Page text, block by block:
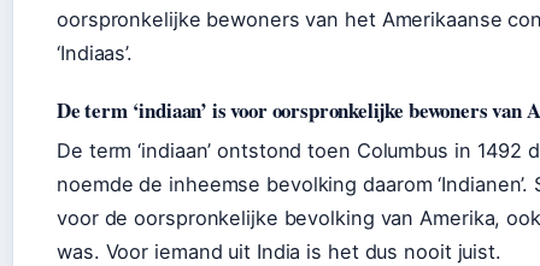
oorspronkelijke bewoners van het Amerikaanse
‘Indiaas’.
De term ‘indiaan’ is voor oorspronkelijke bewoners van
De term ‘indiaan’ ontstond toen Columbus in
noemde de inheemse bevolking daarom
voor de oorspronkelijke bevolking van Amerika,
was. Voor iemand uit India is het dus nooit juist.